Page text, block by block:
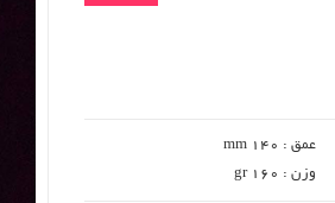
عمق : 140 mm
وزن : gr 160